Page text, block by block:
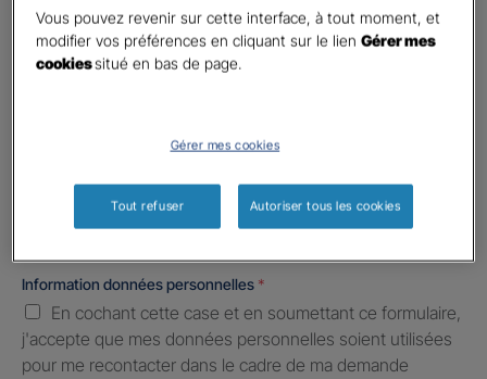
United
States
Information données personnelles *
En cochant cette case et en soumettant ce formulaire,
j'accepte que mes données personnelles soient utilisées
pour me recontacter dans le cadre de ma demande
Vous pouvez revenir sur cette interface, à tout moment, et
modifier vos préférences en cliquant sur le lienGérer mes
cookiessitué en bas de page.
Gérer mes cookies
Tout refuser Autoriser tous les cookies